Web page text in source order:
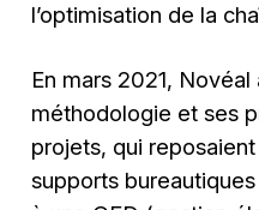
l’optimisation de la
En mars 2021,
méthodologie et ses
projets, qui
supports